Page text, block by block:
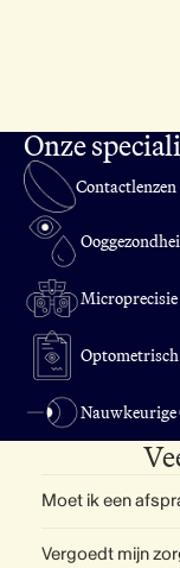
Onze
Contactlenzen
Nauwkeurige
Moet ik een
Vergoedt mijn